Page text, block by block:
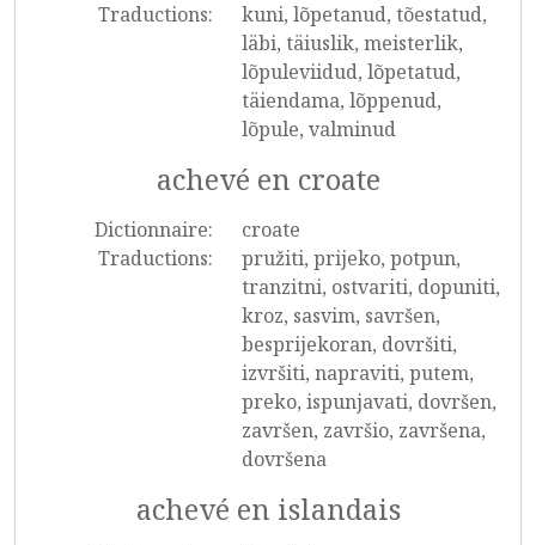
Traductions:
kuni, lõpetanud, tõestatud,
läbi, täiuslik, meisterlik,
lõpuleviidud, lõpetatud,
täiendama, lõppenud,
lõpule, valminud
achevé en croate
Dictionnaire:
croate
Traductions:
pružiti, prijeko, potpun,
tranzitni, ostvariti, dopuniti,
kroz, sasvim, savršen,
besprijekoran, dovršiti,
izvršiti, napraviti, putem,
preko, ispunjavati, dovršen,
završen, završio, završena,
dovršena
achevé en islandais